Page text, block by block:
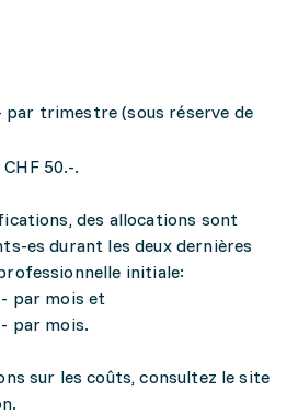
par trimestre (sous réserve de
50.-.
des allocations sont
es durant les deux dernières
initiale:
par mois et
par mois.
sur les coûts, consultez le site